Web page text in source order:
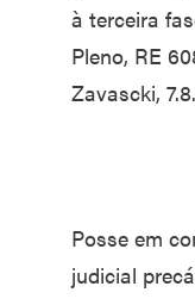
à terceira
Pleno, RE
Zavascki,
Posse em
judicial